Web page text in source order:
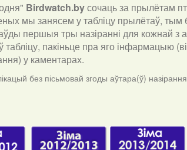
Birdwatch.byсочаць за прылётам
мы занясем у табліцу прылётаў, тым
першыя тры назіранні для кожнай з
табліцу, пакіньце пра яго інфармацыю
у каментарах.
без пісьмовай згоды аўтара(ў)